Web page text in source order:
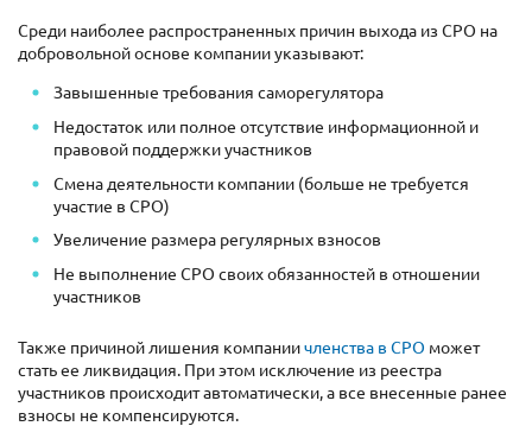
Среди наиболее распространенных причин выхода из СРО на
добровольной основе компании указывают:
Завышенные требования саморегулятора
Недостаток или полное отсутствие информационной и
правовой поддержки участников
Смена деятельности компании (больше не требуется
участие в СРО)
Увеличение размера регулярных взносов
Не выполнение СРО своих обязанностей в отношении
участников
Также причиной лишения компаниичленства в СРО может
стать ее ликвидация. При этом исключение из реестра
участников происходит автоматически, а все внесенные ранее
взносы не компенсируются.